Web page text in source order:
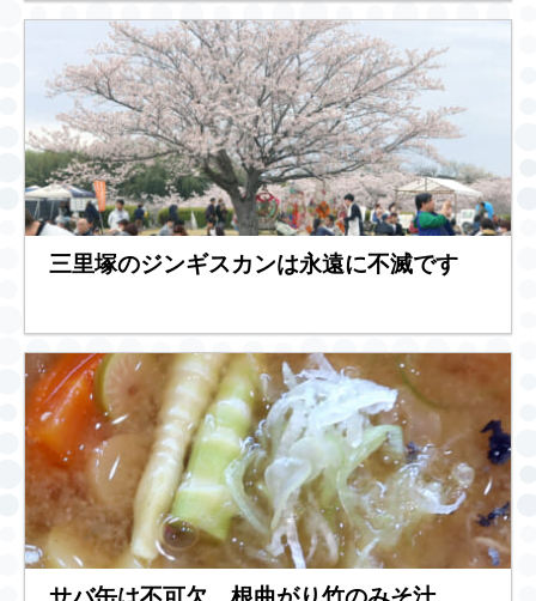
三里塚のジンギスカンは永遠に不滅です